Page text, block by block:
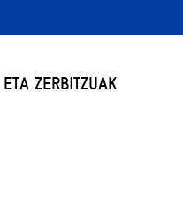
ZERBITZUAK